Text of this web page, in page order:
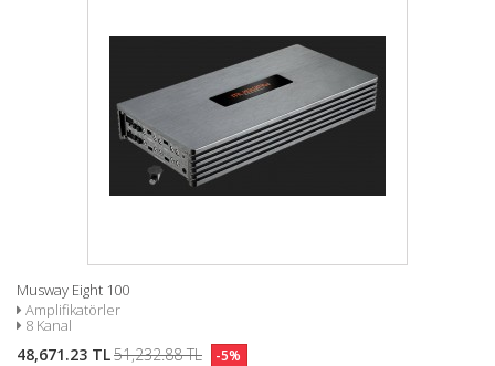
Musway Eight 100
Amplifikatörler
8 Kanal
48,671.23 TL51,232.88 TL -5%